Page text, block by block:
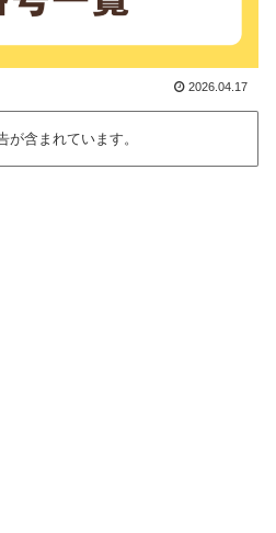
2026.04.17
が含まれています。